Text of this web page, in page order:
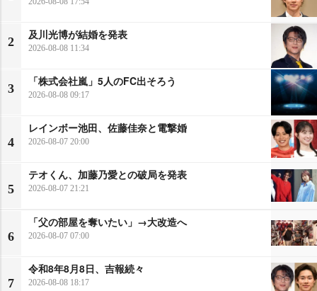
2
及川光博が結婚を発表
2026-08-08 11:34
3
「株式会社嵐」5人のFC出そろう
2026-08-08 09:17
4
レインボー池田、佐藤佳奈と電撃婚
2026-08-07 20:00
5
テオくん、加藤乃愛との破局を発表
2026-08-07 21:21
6
「父の部屋を奪いたい」→大改造へ
2026-08-07 07:00
7
令和8年8月8日、吉報続々
2026-08-08 18:17